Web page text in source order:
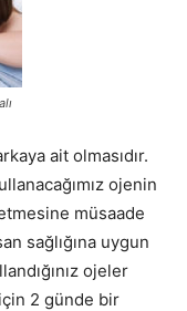
ait olmasıdır.
ojenin
müsaade
sağlığına uygun
ojeler
2 günde bir